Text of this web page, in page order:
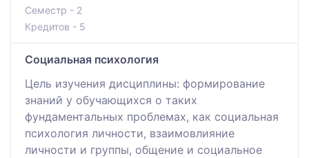
Семестр - 2
Кредитов - 5
Социальная психология
Цель изучения дисциплины: формирование
знаний у обучающихся о таких
фундаментальных проблемах, как социальная
психология личности, взаимовлияние
личности и группы, общение и социальное